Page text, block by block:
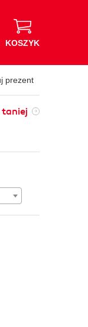
KOSZYK
prezent
taniej